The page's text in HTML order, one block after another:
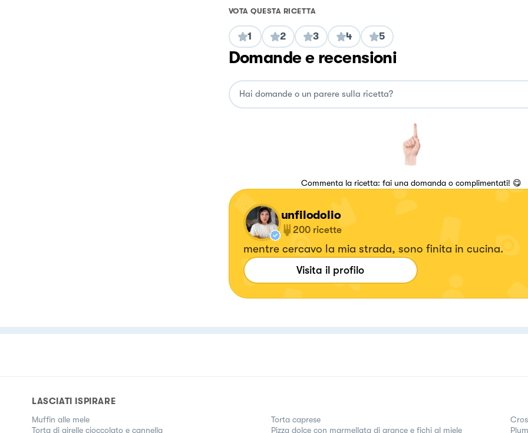
VOTA QUESTA RICETTA
1 2 3 4 5
Domande e recensioni
Commenta la ricetta: fai una domanda o complimentati! 😋
unfilodolio
200 ricette
mentre cercavo la mia strada, sono finita in cucina.
Visita il profilo
LASCIATI ISPIRARE
Muffin alle mele
Torta di girelle cioccolato e cannella
Torta caprese
Pizza dolce con marmellata di arance e fichi al miele